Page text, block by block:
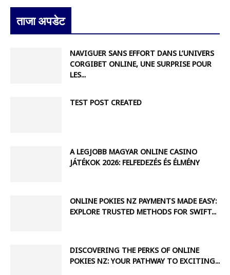
ताजा अपडेट
NAVIGUER SANS EFFORT DANS L’UNIVERS
CORGIBET ONLINE, UNE SURPRISE POUR
LES...
TEST POST CREATED
A LEGJOBB MAGYAR ONLINE CASINO
JÁTÉKOK 2026: FELFEDEZÉS ÉS ÉLMÉNY
ONLINE POKIES NZ PAYMENTS MADE EASY:
EXPLORE TRUSTED METHODS FOR SWIFT...
DISCOVERING THE PERKS OF ONLINE
POKIES NZ: YOUR PATHWAY TO EXCITING...